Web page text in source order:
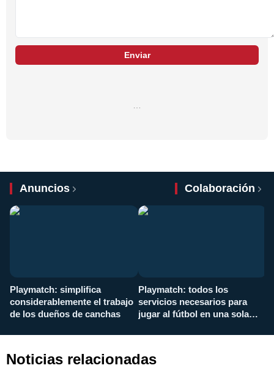
Enviar
Anuncios Colaboración
Playmatch: simplifica
considerablemente el trabajo
de los dueños de canchas
Playmatch: todos los
servicios necesarios para
jugar al fútbol en una sola
Noticias relacionadas